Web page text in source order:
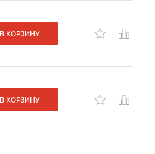
В КОРЗИНУ
В КОРЗИНУ